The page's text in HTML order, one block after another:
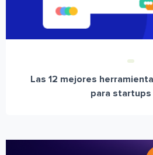
Las 12 mejores
para startups